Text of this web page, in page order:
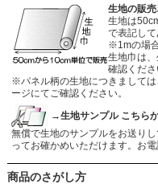
生地の販
生地は
で表記して
※1mの場
生地巾は
確認くださ
※パネル柄の生地につきまして
ージにてご確認ください。
→生地サンプル こちら
無償で生地のサンプルをお送り
ってお確かめいただけます。お
商品のさがし方